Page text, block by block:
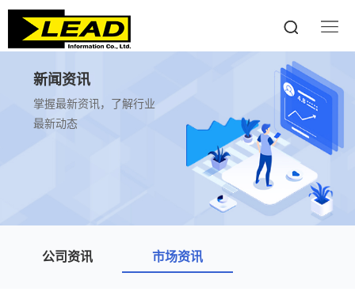
新闻资讯
掌握最新资讯，了解行业
最新动态
公司资讯 市场资讯